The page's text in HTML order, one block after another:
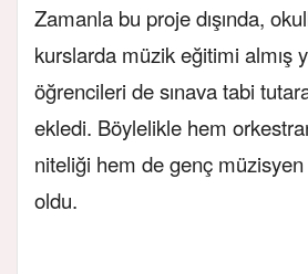
Zamanla bu proje dışında,
kurslarda müzik eğitimi almış
öğrencileri de sınava tabi
ekledi. Böylelikle hem
niteliği hem de genç müzisyen
oldu.